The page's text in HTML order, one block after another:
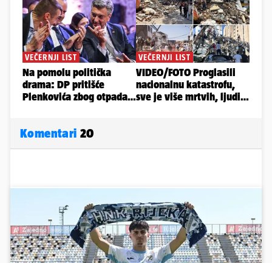
Komentari 20